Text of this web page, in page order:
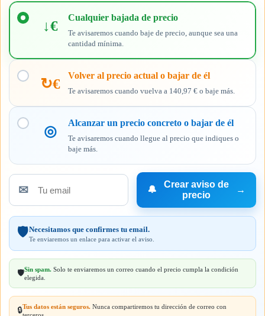
Elige
cuándo
quieres
aviso
↓€
Cualquier bajada de precio
Te avisaremos cuando baje de precio, aunque sea una
cantidad mínima.
↻€
Volver al precio actual o bajar de él
Te avisaremos cuando vuelva a 140,97 € o baje más.
◎
Alcanzar un precio concreto o bajar de él
Te avisaremos cuando llegue al precio que indiques o
baje más.
Tu
email
✉ 🔔
Crear aviso de
precio
→
🛡️Necesitamos que confirmes tu email.
Te enviaremos un enlace para activar el aviso.
🛡️Sin spam. Solo te enviaremos un correo cuando el precio cumpla la condición
elegida.
🔒Tus datos están seguros. Nunca compartiremos tu dirección de correo con